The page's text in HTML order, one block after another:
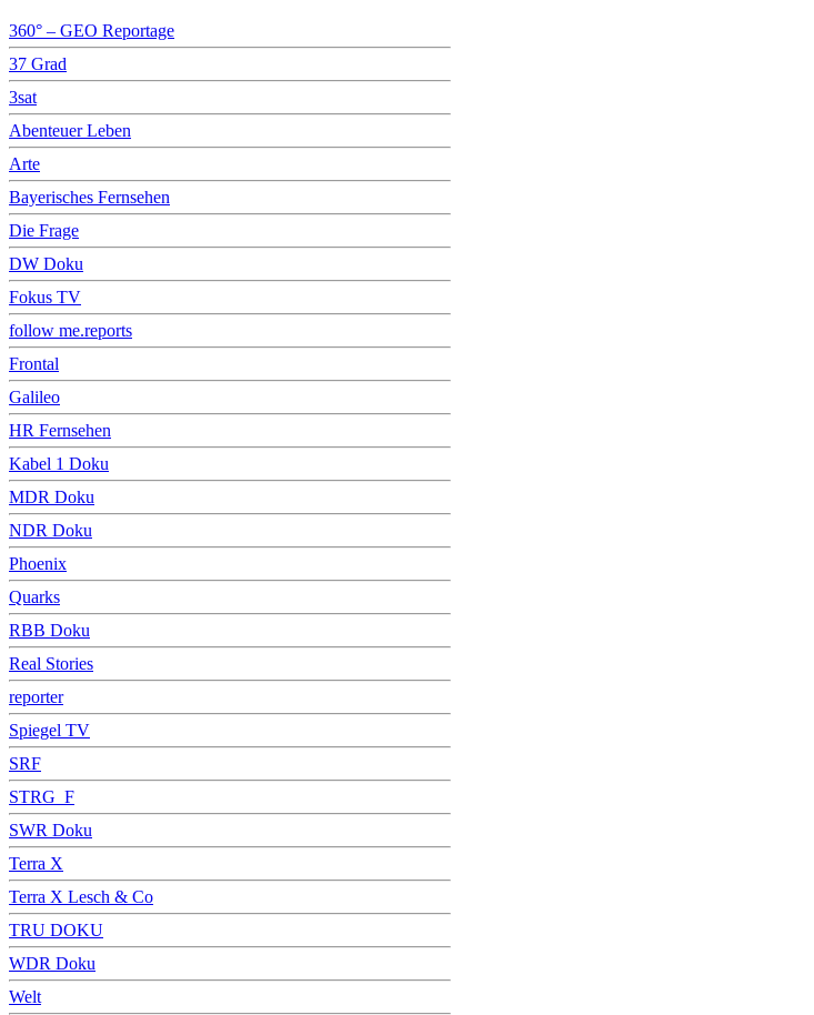
360° – GEO Reportage
37 Grad
3sat
Abenteuer Leben
Arte
Bayerisches Fernsehen
Die Frage
DW Doku
Fokus TV
follow me.reports
Frontal
Galileo
HR Fernsehen
Kabel 1 Doku
MDR Doku
NDR Doku
Phoenix
Quarks
RBB Doku
Real Stories
reporter
Spiegel TV
SRF
STRG_F
SWR Doku
Terra X
Terra X Lesch & Co
TRU DOKU
WDR Doku
Welt